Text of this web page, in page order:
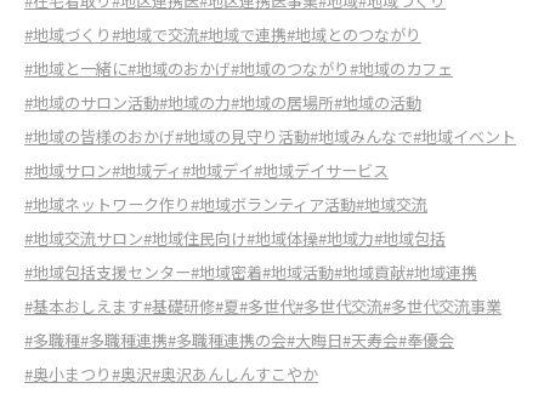
#地域づくり#地域で交流#地域で連携#地域とのつながり
#地域と一緒に#地域のおかげ#地域のつながり#地域のカフェ
#地域のサロン活動#地域の力#地域の居場所#地域の活動
#地域の皆様のおかげ#地域の見守り活動#地域みんなで#地域イベント
#地域サロン#地域ディ#地域デイ#地域デイサービス
#地域ネットワーク作り#地域ボランティア活動#地域交流
#地域交流サロン#地域住民向け#地域体操#地域力#地域包括
#地域包括支援センター#地域密着#地域活動#地域貢献#地域連携
#基本おしえます#基礎研修#夏#多世代#多世代交流#多世代交流事業
#多職種#多職種連携#多職種連携の会#大晦日#天寿会#奉優会
#奥小まつり#奥沢#奥沢あんしんすこやか